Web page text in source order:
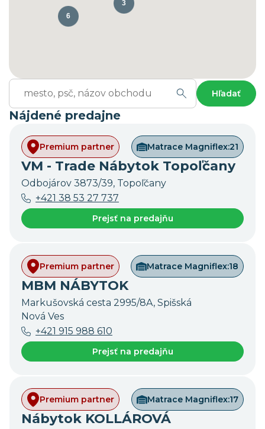
Hľadať
Nájdené predajne
Premium partner Matrace Magniflex:21
VM - Trade Nábytok Topoľčany
Odbojárov 3873/39, Topoľčany
+421 38 53 27 737
Prejsť na predajňu
Premium partner Matrace Magniflex:18
MBM NÁBYTOK
Markušovská cesta 2995/8A, Spišská
Nová Ves
+421 915 988 610
Prejsť na predajňu
Premium partner Matrace Magniflex:17
Nábytok KOLLÁROVÁ
3
6